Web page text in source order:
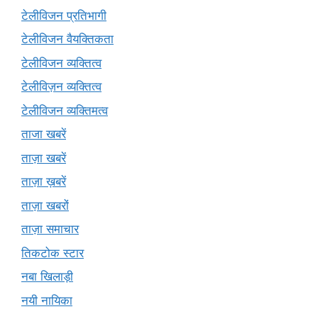
टेलीविजन प्रतिभागी
टेलीविजन वैयक्तिकता
टेलीविजन व्यक्तित्व
टेलीविज़न व्यक्तित्व
टेलीविजन व्यक्तिमत्व
ताजा खबरें
ताज़ा खबरें
ताज़ा ख़बरें
ताज़ा खबरों
ताज़ा समाचार
तिकटोक स्टार
नबा खिलाड़ी
नयी नायिका